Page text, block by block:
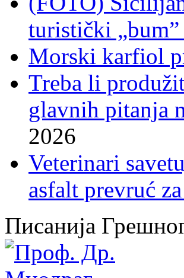
turistički „bum”
Morski karfiol
Treba li
glavnih pitanja
2026
Veterinari
asfalt prevruć
Писанија